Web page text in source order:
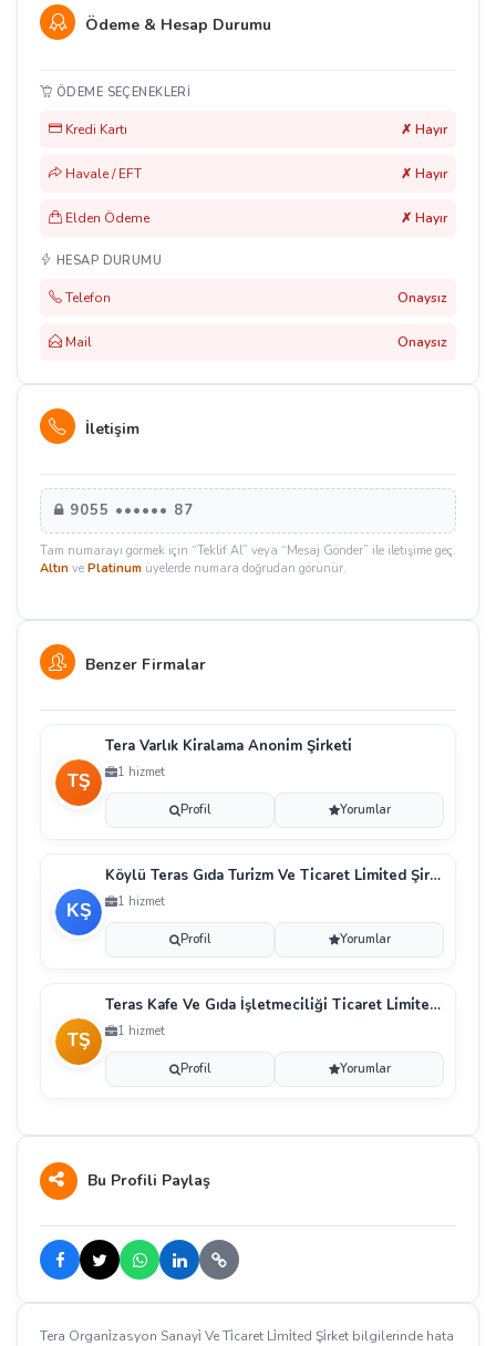
Ödeme & Hesap Durumu
ÖDEME SEÇENEKLERI
Kredi Kartı ✗ Hayır
Havale / EFT ✗ Hayır
Elden Ödeme ✗ Hayır
HESAP DURUMU
Telefon Onaysız
Mail Onaysız
İletişim
9055 •••••• 87
Tam numarayı görmek için “Teklif Al” veya “Mesaj Gönder” ile iletişime geç.
Altın ve Platinum üyelerde numara doğrudan görünür.
Benzer Firmalar
Tera Varlık Ki̇ralama Anoni̇m Şi̇rketi̇
1 hizmet
Profil Yorumlar
Köylü Teras Gıda Turi̇zm Ve Ti̇caret Li̇mi̇ted Şi̇rketi̇
1 hizmet
Profil Yorumlar
Teras Kafe Ve Gıda İşletmeci̇li̇ği̇ Ti̇caret Li̇mi̇ted Ş
1 hizmet
Profil Yorumlar
Bu Profili Paylaş
Tera Organi̇zasyon Sanayi̇ Ve Ti̇caret Li̇mi̇ted Şi̇rket bilgilerinde hata